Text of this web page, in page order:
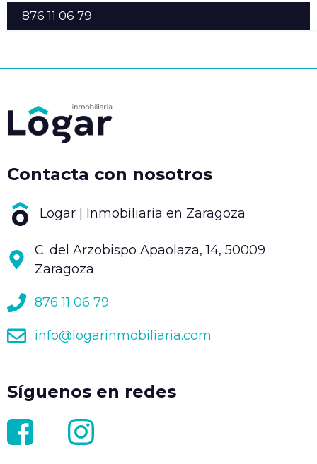
876 11 06 79
Contacta con nosotros
Logar | Inmobiliaria en Zaragoza
C. del Arzobispo Apaolaza, 14, 50009
Zaragoza
876 11 06 79
info@logarinmobiliaria.com
Síguenos en redes